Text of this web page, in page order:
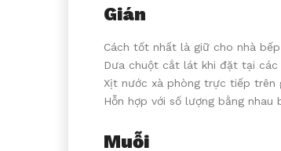
Gián
Cách tốt nhất là giữ cho nhà
Dưa chuột cắt lát khi đặt tại các
Xịt nước xà phòng trực tiếp trên
Hỗn hợp với số lượng bằng
Muỗi